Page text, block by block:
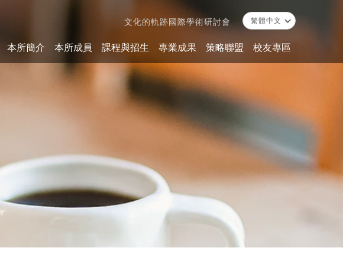
文化的軌跡國際學術研討會
本所簡介 本所成員 課程與招生 專業成果 策略聯盟 校友專區